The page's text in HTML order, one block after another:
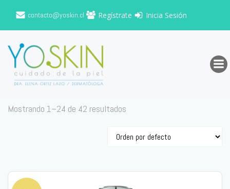
al
contacto@yoskin.cl Regístrate Inicia Sesión
Mostrando 1–24 de 42 resultados